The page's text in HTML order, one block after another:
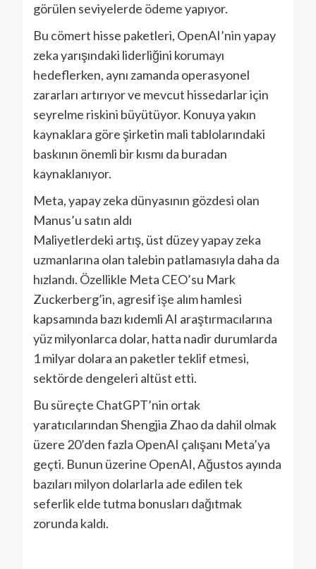
görülen seviyelerde ödeme yapıyor.
Bu cömert hisse paketleri, OpenAI’nin yapay
zeka yarışındaki liderliğini korumayı
hedeflerken, aynı zamanda operasyonel
zararları artırıyor ve mevcut hissedarlar için
seyrelme riskini büyütüyor. Konuya yakın
kaynaklara göre şirketin mali tablolarındaki
baskının önemli bir kısmı da buradan
kaynaklanıyor.
Meta, yapay zeka dünyasının gözdesi olan
Manus’u satın aldı
Maliyetlerdeki artış, üst düzey yapay zeka
uzmanlarına olan talebin patlamasıyla daha da
hızlandı. Özellikle Meta CEO’su Mark
Zuckerberg’in, agresif işe alım hamlesi
kapsamında bazı kıdemli AI araştırmacılarına
yüz milyonlarca dolar, hatta nadir durumlarda
1 milyar dolara an paketler teklif etmesi,
sektörde dengeleri altüst etti.
Bu süreçte ChatGPT’nin ortak
yaratıcılarından Shengjia Zhao da dahil olmak
üzere 20’den fazla OpenAI çalışanı Meta’ya
geçti. Bunun üzerine OpenAI, Ağustos ayında
bazıları milyon dolarlarla ade edilen tek
seferlik elde tutma bonusları dağıtmak
zorunda kaldı.